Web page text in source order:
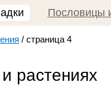
Пословицы
/ страница 4
растениях